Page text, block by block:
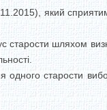
який
шляхом
старости